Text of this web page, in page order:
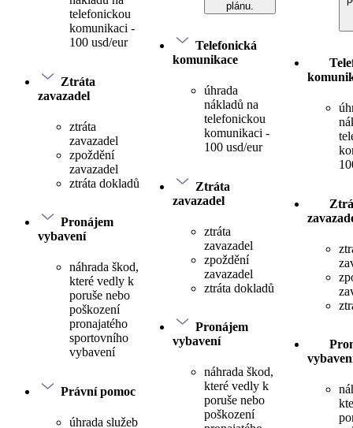
telefonickou
komunikaci -
100 usd/eur
Ztráta
zavazadel
ztráta
zavazadel
zpoždění
zavazadel
ztráta dokladů
Pronájem
vybavení
náhrada škod,
které vedly k
poruše nebo
poškození
pronajatého
sportovního
vybavení
Právní pomoc
úhrada služeb
plánu.
Telefonická
komunikace
úhrada
nákladů na
telefonickou
komunikaci -
100 usd/eur
Ztráta
zavazadel
ztráta
zavazadel
zpoždění
zavazadel
ztráta dokladů
Pronájem
vybavení
náhrada škod,
které vedly k
poruše nebo
poškození